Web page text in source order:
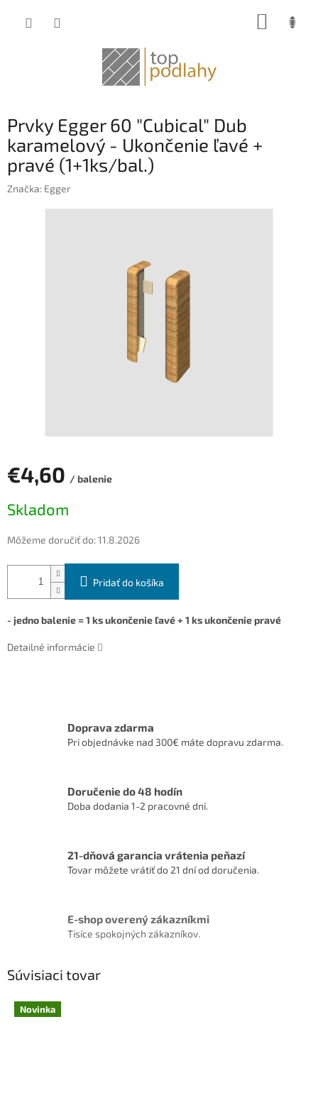
Prvky Egger 60 "Cubical" Dub
karamelový - Ukončenie ľavé +
pravé (1+1ks/bal.)
Značka: Egger
€4,60 / balenie
cena:
Skladom
Môžeme doručiť do:11.8.2026
Pridať do košíka
- jedno balenie = 1 ks ukončenie ľavé + 1 ks ukončenie pravé
Detailné informácie
Doprava zdarma
Pri objednávke nad 300€ máte dopravu zdarma.
Doručenie do 48 hodín
Doba dodania 1-2 pracovné dni.
21-dňová garancia vrátenia peňazí
Tovar môžete vrátiť do 21 dní od doručenia.
E-shop overený zákazníkmi
Tisíce spokojných zákazníkov.
Súvisiaci tovar
Novinka